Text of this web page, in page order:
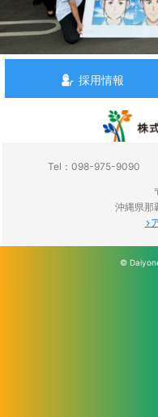
採用情報
Tel：098-975-9090
沖縄県那
©